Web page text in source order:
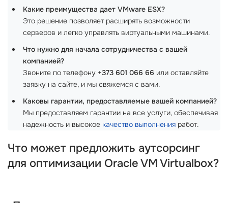
Какие преимущества дает VMware ESX?
Это решение позволяет расширять возможности
серверов и легко управлять виртуальными машинами.
Что нужно для начала сотрудничества с вашей
компанией?
Звоните по телефону +373 601 066 66 или оставляйте
заявку на сайте, и мы свяжемся с вами.
Каковы гарантии, предоставляемые вашей компанией?
Мы предоставляем гарантии на все услуги, обеспечивая
надежность и высокое качество выполнения работ.
Что может предложить аутсорсинг
для оптимизации Oracle VM Virtualbox?